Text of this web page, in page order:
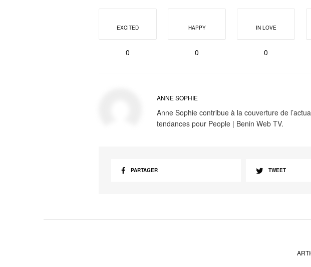
EXCITED
0
HAPPY
0
IN LOVE
0
ANNE SOPHIE
Anne Sophie contribue à la couverture de
tendances pour People | Benin Web TV.
PARTAGER TWEET